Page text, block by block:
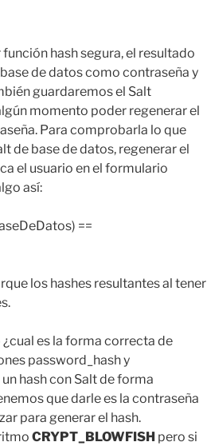
hash segura, el resultado
de datos como contraseña y
guardaremos el Salt
momento poder regenerar el
Para comprobarla lo que
de base de datos, regenerar el
el usuario en el formulario
así:
==
los hashes resultantes al tener
es la forma correcta de
password_hash y
hash con Salt de forma
que darle es la contraseña
para generar el hash.
CRYPT_BLOWFISH pero si